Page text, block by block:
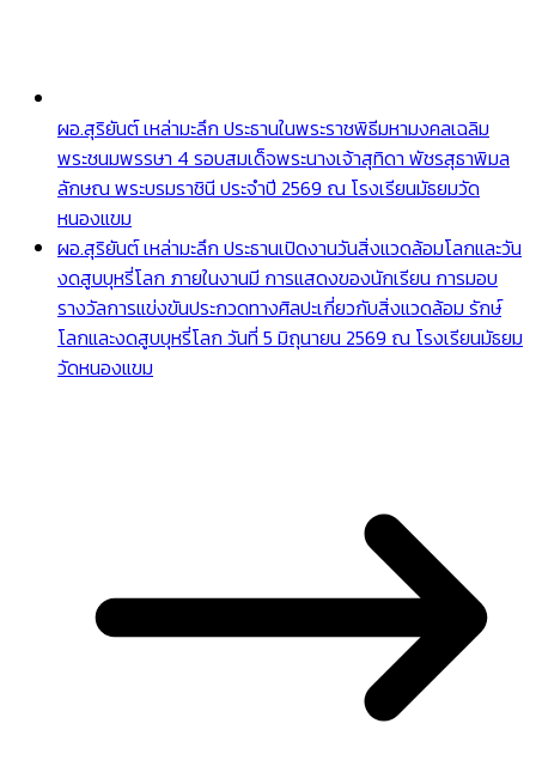
ผอ.สุริยันต์ เหล่ามะลึก ประธานในพระราชพิธีมหามงคลเฉลิม
พระชนมพรรษา 4 รอบสมเด็จพระนางเจ้าสุทิดา พัชรสุธาพิมล
ลักษณ พระบรมราชินี ประจำปี 2569 ณ โรงเรียนมัธยมวัด
หนองแขม
ผอ.สุริยันต์ เหล่ามะลึก ประธานเปิดงานวันสิ่งแวดล้อมโลกและวัน
งดสูบบุหรี่โลก ภายในงานมี การแสดงของนักเรียน การมอบ
รางวัลการแข่งขันประกวดทางศิลปะเกี่ยวกับสิ่งแวดล้อม รักษ์
โลกและงดสูบบุหรี่โลก วันที่ 5 มิถุนายน 2569 ณ โรงเรียนมัธยม
วัดหนองแขม